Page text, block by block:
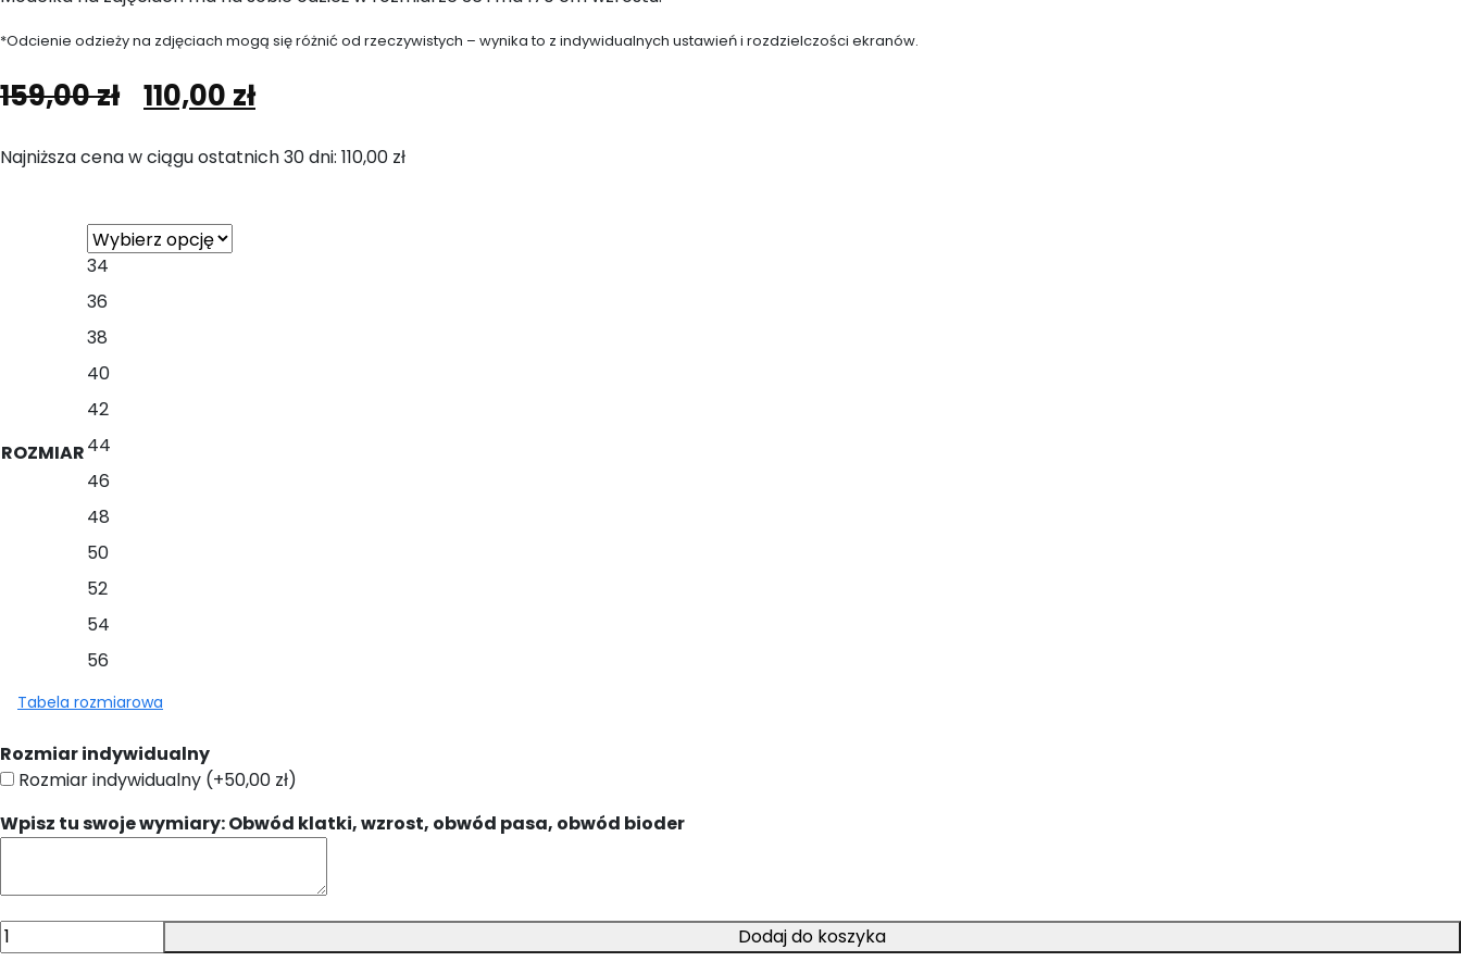
*Odcienie odzieży na zdjęciach mogą się różnić od rzeczywistych – wynika to z indywidualnych ustawień i rozdzielczości ekranów.
159,00zł
Pierwotna
wynosiła:
159,00 zł.
110,00 złAktualna
wynosi:
Najniższa cena w ciągu ostatnich 30 dni: 110,00 zł
ROZMIAR
34
36
38
40
42
44
46
48
50
52
54
56
Tabela rozmiarowa
Rozmiar indywidualny
Rozmiar indywidualny (+50,00 zł)
Wpisz tu swoje wymiary: Obwód klatki, wzrost, obwód pasa, obwód bioder
ilość
Bluza
Dodaj do koszyka